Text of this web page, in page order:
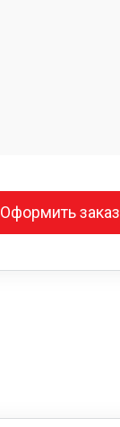
Оформить заказ